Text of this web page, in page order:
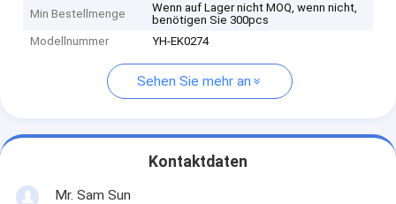
Min Bestellmenge
Wenn auf Lager nicht MOQ, wenn nicht,
benötigen Sie 300pcs
Modellnummer
YH-EK0274
Sehen Sie mehr an
Kontaktdaten
Mr. Sam Sun